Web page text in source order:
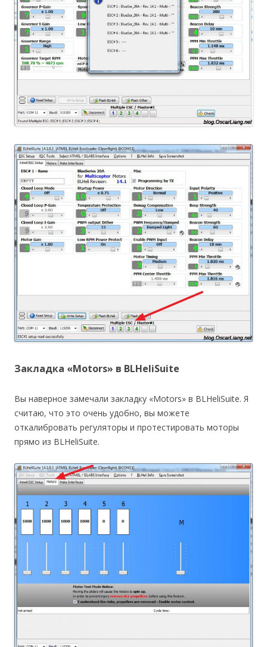
Закладка «Motors» в BLHeliSuite
Вы наверное замечали закладку «Motors» в BLHeliSuite. Я
считаю, что это очень удобно, вы можете
откалибровать регуляторы и протестировать моторы
прямо из BLHeliSuite.